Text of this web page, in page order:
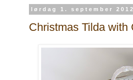
lørdag 1. september 2012
Christmas Tilda with